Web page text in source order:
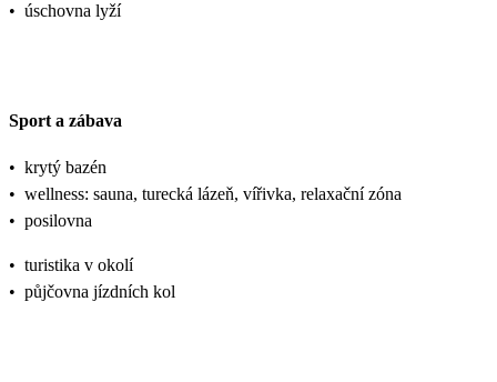
• úschovna lyží
Sport a zábava
• krytý bazén
• wellness: sauna, turecká lázeň, vířivka, relaxační zóna
• posilovna
• turistika v okolí
• půjčovna jízdních kol